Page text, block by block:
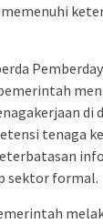
di
tenaga
sektor formal.